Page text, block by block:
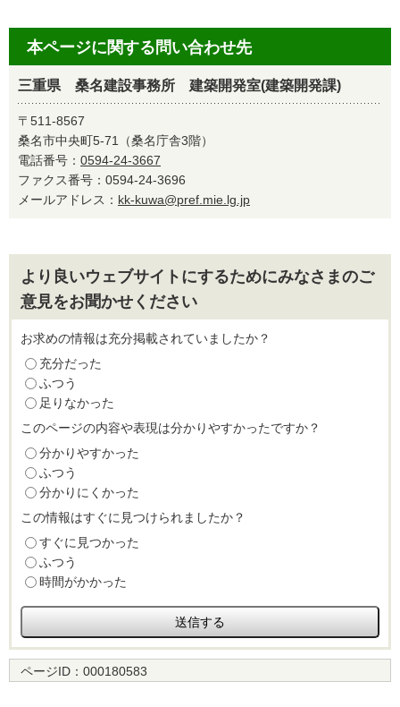
本ページに関する問い合わせ先
三重県 桑名建設事務所 建築開発室(建築開発課)
〒511-8567
桑名市中央町5-71（桑名庁舎3階）
電話番号： 0594-24-3667
ファクス番号：0594-24-3696
メールアドレス： kk-kuwa@pref.mie.lg.jp
より良いウェブサイトにするためにみなさまのご
意見をお聞かせください
お求めの情報は充分掲載されていましたか？
充分だった
ふつう
足りなかった
このページの内容や表現は分かりやすかったですか？
分かりやすかった
ふつう
分かりにくかった
この情報はすぐに見つけられましたか？
すぐに見つかった
ふつう
時間がかかった
ページID： 000180583